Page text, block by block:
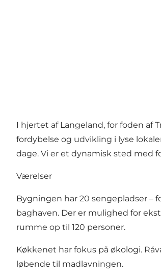
I hjertet af Langeland, for foden af
fordybelse og udvikling i lyse
dage. Vi er et dynamisk sted med
Værelser
Bygningen har 20 sengepladser
baghaven. Der er mulighed for
rumme op til 120 personer.
Køkkenet har fokus på økologi.
løbende til madlavningen.